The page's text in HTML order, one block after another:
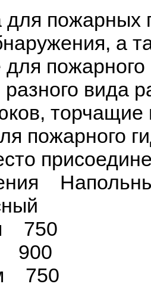
пожарных
а
вида
торчащие
пожарного
750
900
750